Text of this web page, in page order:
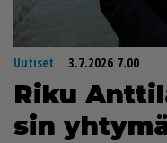
Uutiset 3.7.2026 7.00
Riku
sin